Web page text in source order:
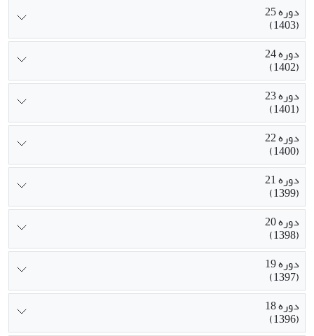
دوره 25
(1403)
دوره 24
(1402)
دوره 23
(1401)
دوره 22
(1400)
دوره 21
(1399)
دوره 20
(1398)
دوره 19
(1397)
دوره 18
(1396)